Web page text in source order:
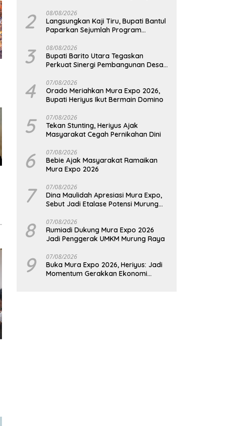
Progo
2 08/08/2026
Langsungkan Kaji Tiru, Bupati Bantul
Paparkan Sejumlah Program
3 08/08/2026
Bupati Barito Utara Tegaskan
Perkuat Sinergi Pembangunan Desa
Hadapi Potensi Karhutla
4 07/08/2026
Orado Meriahkan Mura Expo 2026,
Bupati Heriyus Ikut Bermain Domino
5 07/08/2026
Tekan Stunting, Heriyus Ajak
Masyarakat Cegah Pernikahan Dini
6 07/08/2026
Bebie Ajak Masyarakat Ramaikan
Mura Expo 2026
7 07/08/2026
Dina Maulidah Apresiasi Mura Expo,
Sebut Jadi Etalase Potensi Murung
8 07/08/2026
Rumiadi Dukung Mura Expo 2026
Jadi Penggerak UMKM Murung Raya
9 07/08/2026
Buka Mura Expo 2026, Heriyus: Jadi
Momentum Gerakkan Ekonomi